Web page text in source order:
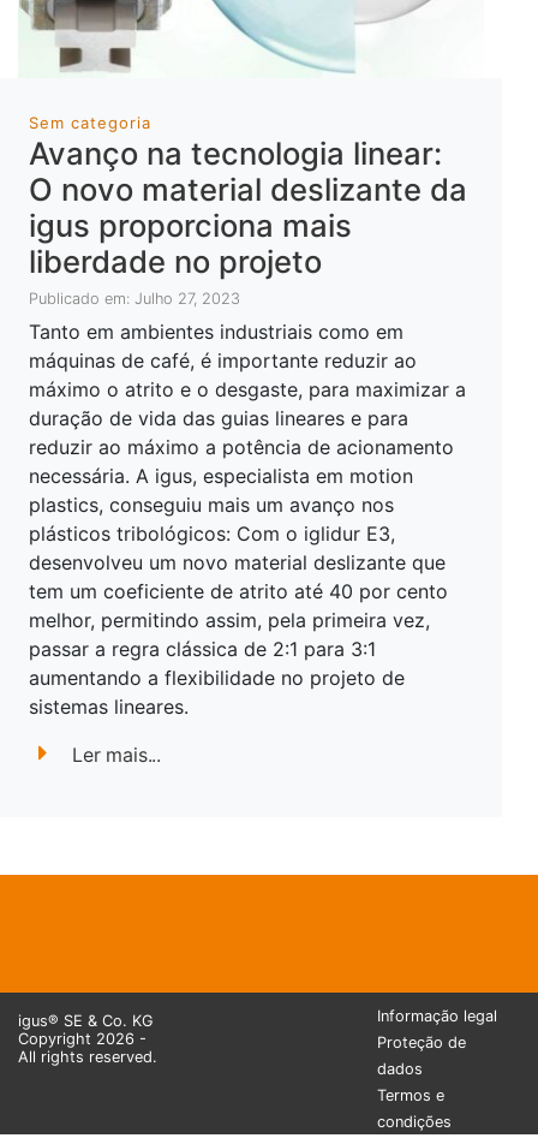
Sem categoria
Avanço na tecnologia linear:
O novo material deslizante da
igus proporciona mais
liberdade no projeto
Publicado em: Julho 27, 2023
Tanto em ambientes industriais como em
máquinas de café, é importante reduzir ao
máximo o atrito e o desgaste, para maximizar a
duração de vida das guias lineares e para
reduzir ao máximo a potência de acionamento
necessária. A igus, especialista em motion
plastics, conseguiu mais um avanço nos
plásticos tribológicos: Com o iglidur E3,
desenvolveu um novo material deslizante que
tem um coeficiente de atrito até 40 por cento
melhor, permitindo assim, pela primeira vez,
passar a regra clássica de 2:1 para 3:1
aumentando a flexibilidade no projeto de
sistemas lineares.
Ler mais...
igus® SE & Co. KG
Copyright 2026 -
All rights reserved.
Informação legal
Proteção de
dados
Termos e
condições